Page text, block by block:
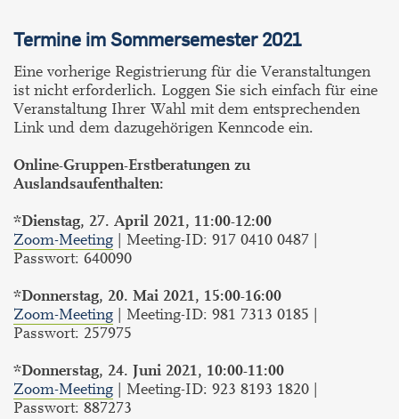
Termine im Sommersemester 2021
Eine vorherige Registrierung für die Veranstaltungen
ist nicht erforderlich. Loggen Sie sich einfach für eine
Veranstaltung Ihrer Wahl mit dem entsprechenden
Link und dem dazugehörigen Kenncode ein.
Online-Gruppen-Erstberatungen zu
Auslandsaufenthalten:
*Dienstag, 27. April 2021, 11:00-12:00
Zoom-Meeting | Meeting-ID: 917 0410 0487 |
Passwort: 640090
*Donnerstag, 20. Mai 2021, 15:00-16:00
Zoom-Meeting | Meeting-ID: 981 7313 0185 |
Passwort: 257975
*Donnerstag, 24. Juni 2021, 10:00-11:00
Zoom-Meeting | Meeting-ID: 923 8193 1820 |
Passwort: 887273